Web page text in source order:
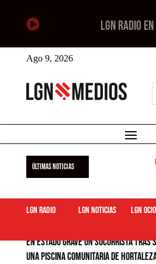
 LGN RADIO
Ago 9, 2026
ÚLTIMAS NOTICIAS
LGN Radio LGN Noticias LGN ocio
En estado grave un socorrista tras
una piscina comunitaria de